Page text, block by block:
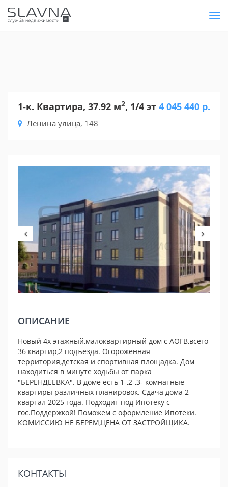
1-к. Квартира, 37.92 м2, 1/4 эт
Ленина улица, 148
4 045 440 р.
ОПИСАНИЕ
Новый 4х этажный,малоквартирный дом с АОГВ,всего
36 квартир,2 подъезда. Огороженная
территория,детская и спортивная площадка. Дом
находиться в минуте ходьбы от парка
"БЕРЕНДЕЕВКА". В доме есть 1-,2-,3- комнатные
квартиры различных планировок. Сдача дома 2
квартал 2025 года. Подходит под Ипотеку с
гос.Поддержкой! Поможем с оформление Ипотеки.
КОМИССИЮ НЕ БЕРЕМ,ЦЕНА ОТ ЗАСТРОЙЩИКА.
КОНТАКТЫ